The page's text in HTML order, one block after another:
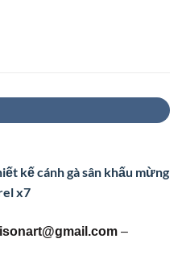
kế cánh gà sân khấu mừng
x7
–